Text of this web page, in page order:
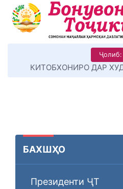
Ҷолиб:
КИТОБХОНИРО ДАР
БАХШҲО
Президенти ҶТ